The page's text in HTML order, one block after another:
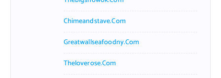
Chimeandstave.com
Greatwallseafoodny.com
Theloverose.com